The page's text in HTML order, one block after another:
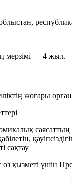
мерзімі — 4 жыл.
жоғары
саясаттың
сақтау
өз қызметі үшін